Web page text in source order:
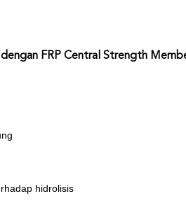
FRP Central Strength
hidrolisis